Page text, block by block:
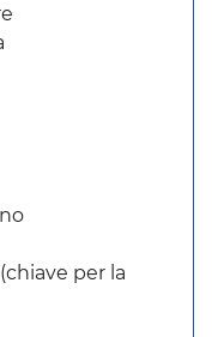
(chiave per la